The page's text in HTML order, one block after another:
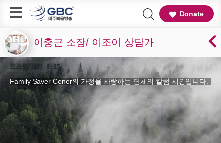
Donate
이충근 소장/ 이조이 상담가
토요일 오전 8:15
Family Saver Cener의 가정을 사랑하는 단체의 칼럼 시간입니다.